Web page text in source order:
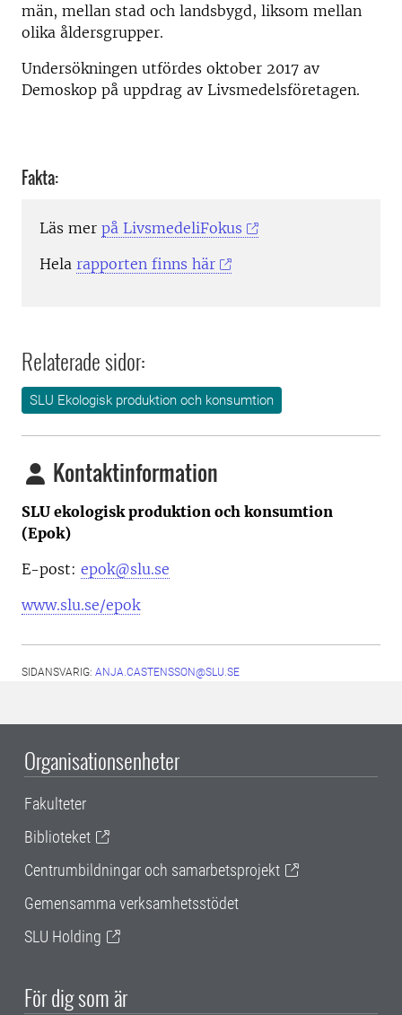
män, mellan stad och landsbygd, liksom mellan
olika åldersgrupper.
Undersökningen utfördes oktober 2017 av
Demoskop på uppdrag av Livsmedelsföretagen.
Fakta:
Läs mer på LivsmedeliFokus
Hela rapporten finns här
Relaterade sidor:
SLU Ekologisk produktion och konsumtion
Kontaktinformation
SLU ekologisk produktion och konsumtion
(Epok)
E-post: epok@slu.se
www.slu.se/epok
SIDANSVARIG: ANJA.CASTENSSON@SLU.SE
Organisationsenheter
Fakulteter
Biblioteket
Centrumbildningar och samarbetsprojekt
Gemensamma verksamhetsstödet
SLU Holding
För dig som är